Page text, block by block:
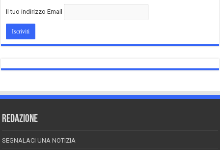
Il tuo indirizzo Email
REDAZIONE
SEGNALACI UNA NOTIZIA